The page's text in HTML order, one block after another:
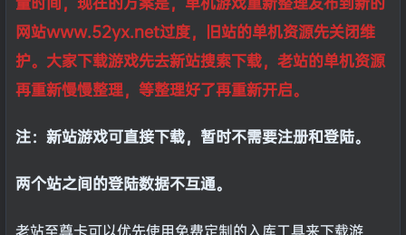
网站www.52yx.net过度，旧站的单机资源先关闭维
护。大家下载游戏先去新站搜索下载，老站的单机资源
再重新慢慢整理，等整理好了再重新开启。
注：新站游戏可直接下载，暂时不需要注册和登陆。
两个站之间的登陆数据不互通。
老站至尊卡可以优先使用免费定制的入库工具来下载游